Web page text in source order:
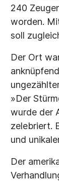
240
worden.
soll
Der Ort
»Der
wurde der
zelebriert.
und
Der